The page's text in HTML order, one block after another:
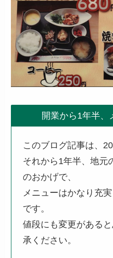
開業から1年半、
このブログ記事は、
それから1年半、地元
のおかげで、
メニューはかなり充
です。
値段にも変更がある
承ください。